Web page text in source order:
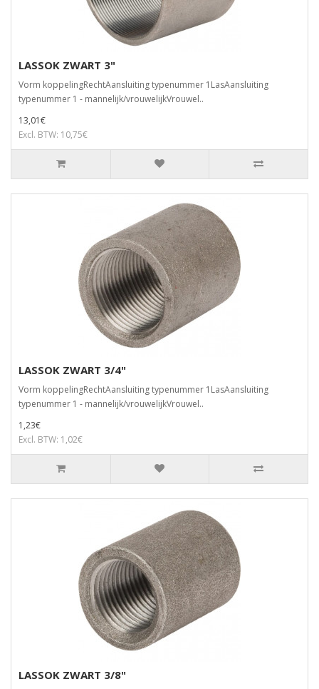
LASSOK ZWART 3"
Vorm koppelingRechtAansluiting typenummer 1LasAansluiting
typenummer 1 - mannelijk/vrouwelijkVrouwel..
13,01€
Excl. BTW: 10,75€
LASSOK ZWART 3/4"
Vorm koppelingRechtAansluiting typenummer 1LasAansluiting
typenummer 1 - mannelijk/vrouwelijkVrouwel..
1,23€
Excl. BTW: 1,02€
LASSOK ZWART 3/8"